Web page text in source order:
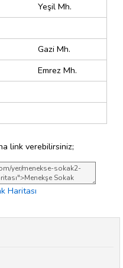
Yeşil Mh.
Gazi Mh.
Emrez Mh.
link verebilirsiniz;
Haritası